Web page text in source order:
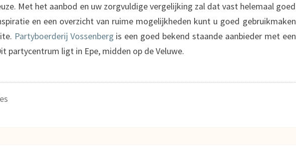
Met het aanbod en uw zorgvuldige vergelijking zal dat vast helemaal goed
en een overzicht van ruime mogelijkheden kunt u goed gebruikmaken
Partyboerderij Vossenberg is een goed bekend staande aanbieder met een
partycentrum ligt in Epe, midden op de Veluwe.